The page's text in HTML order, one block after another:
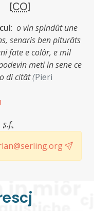
[CO]
: o vin spindût une
senaris ben piturâts
fate e colôr, e mil
meti in sene ce
di citât(Pieri
s.f.